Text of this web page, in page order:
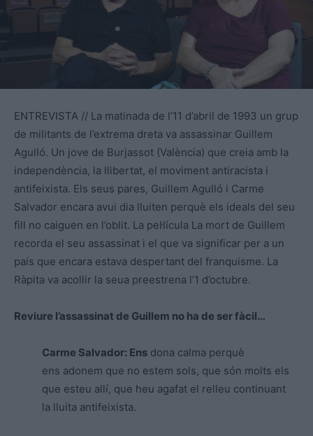
ENTREVISTA // La matinada de l’11 d’abril de 1993 un grup
de militants de l’extrema dreta va assassinar Guillem
Agulló. Un jove de Burjassot (València) que creia amb la
independència, la llibertat, el moviment antiracista i
antifeixista. Els seus pares, Guillem Agulló i Carme
Salvador encara avui dia lluiten perquè els ideals del seu
fill no caiguen en l’oblit. La pel·lícula La mort de Guillem
recorda el seu assassinat i el que va significar per a un
país que encara estava despertant del franquisme. La
Ràpita va acollir la seua preestrena l’1 d’octubre.
Reviure l’assassinat de Guillem no ha de ser fàcil…
Carme Salvador: Ens dona calma perquè
ens adonem que no estem sols, que són molts els
que esteu allí, que heu agafat el relleu continuant
la lluita antifeixista.